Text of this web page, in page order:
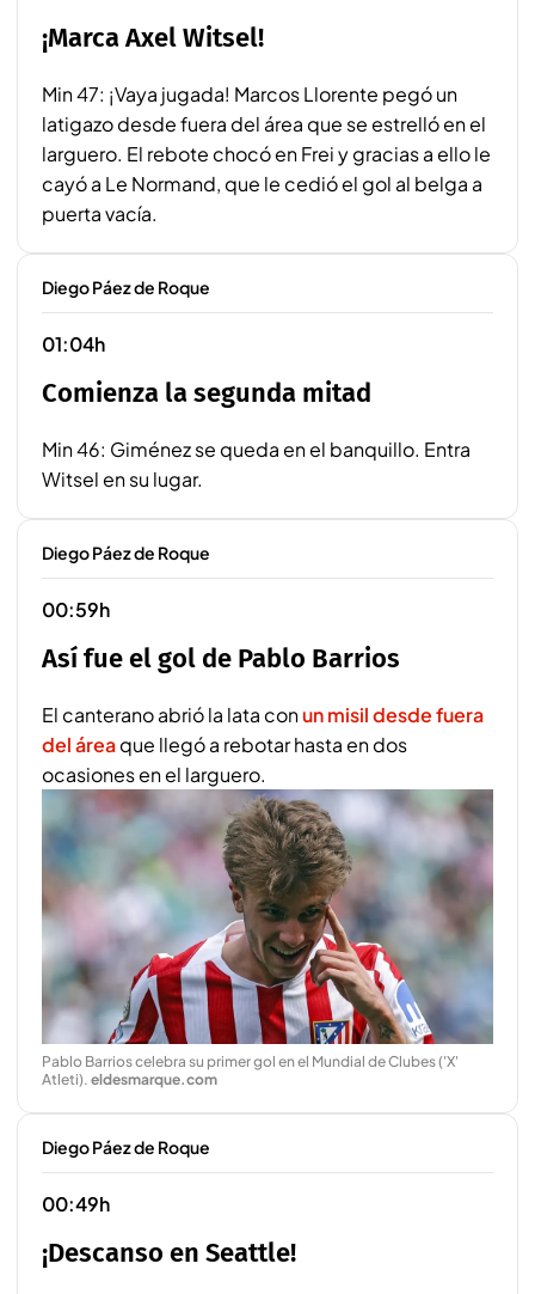
¡Marca Axel Witsel!
Min 47: ¡Vaya jugada! Marcos Llorente pegó un
latigazo desde fuera del área que se estrelló en el
larguero. El rebote chocó en Frei y gracias a ello le
cayó a Le Normand, que le cedió el gol al belga a
puerta vacía.
Diego Páez de Roque
01:04h
Comienza la segunda mitad
Min 46: Giménez se queda en el banquillo. Entra
Witsel en su lugar.
Diego Páez de Roque
00:59h
Así fue el gol de Pablo Barrios
El canterano abrió la lata conun misil desde fuera
del áreaque llegó a rebotar hasta en dos
ocasiones en el larguero.
Pablo Barrios celebra su primer gol en el Mundial de Clubes ('X'
Atleti). eldesmarque.com
Diego Páez de Roque
00:49h
¡Descanso en Seattle!